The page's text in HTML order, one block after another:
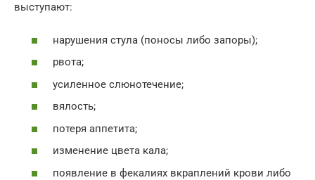
выступают:
нарушения стула (поносы либо запоры);
рвота;
усиленное слюнотечение;
вялость;
потеря аппетита;
изменение цвета кала;
появление в фекалиях вкраплений крови либо